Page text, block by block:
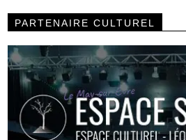
PARTENAIRE CULTUREL